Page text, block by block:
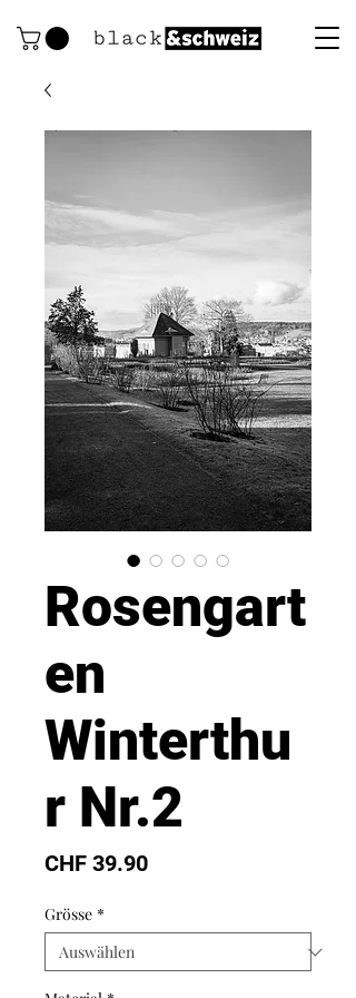
Rosengart
en
Winterthu
r Nr.2
CHF 39.90Preis
Grösse *